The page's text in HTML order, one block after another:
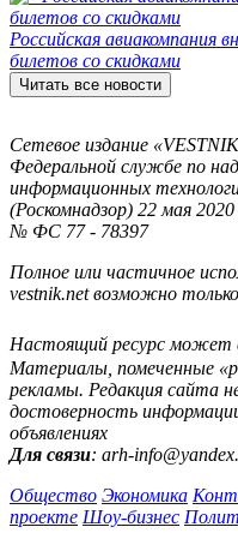
Российская авиакомпания
билетов со скидками
Читать все новости
Сетевое издание
Федеральной службе по
информационных
(Роскомнадзор) 22 мая
№ ФС 77 - 78397
Полное или частичное
vestnik.net возможно
Настоящий ресурс
Материалы, помеченные
рекламы. Редакция сайта
достоверность
объявлениях
Для связи: arh-
Общество Экономика
проекте Шоу-бизнес